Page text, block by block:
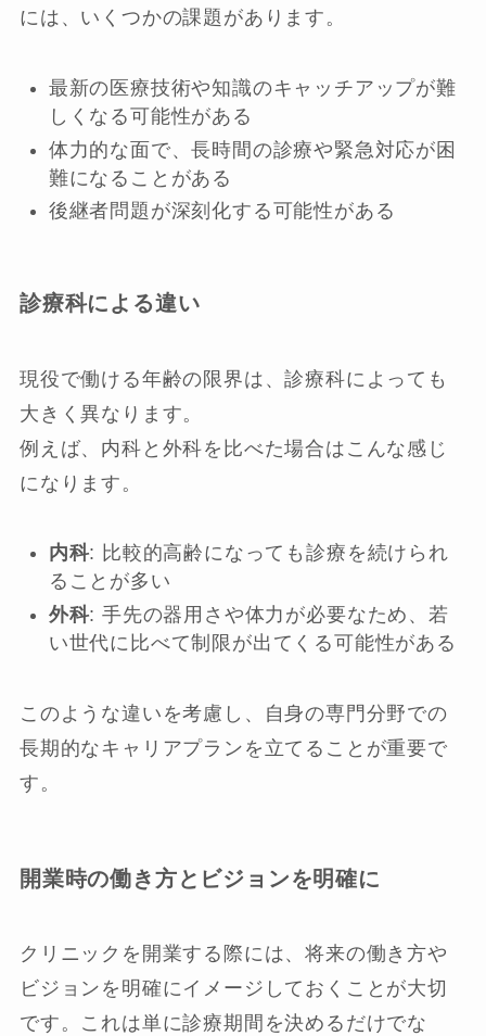
には、いくつかの課題があります。
最新の医療技術や知識のキャッチアップが難
しくなる可能性がある
体力的な面で、長時間の診療や緊急対応が困
難になることがある
後継者問題が深刻化する可能性がある
診療科による違い
現役で働ける年齢の限界は、診療科によっても
大きく異なります。
例えば、内科と外科を比べた場合はこんな感じ
になります。
内科: 比較的高齢になっても診療を続けられ
ることが多い
外科: 手先の器用さや体力が必要なため、若
い世代に比べて制限が出てくる可能性がある
このような違いを考慮し、自身の専門分野での
長期的なキャリアプランを立てることが重要で
す。
開業時の働き方とビジョンを明確に
クリニックを開業する際には、将来の働き方や
ビジョンを明確にイメージしておくことが大切
です。これは単に診療期間を決めるだけでな